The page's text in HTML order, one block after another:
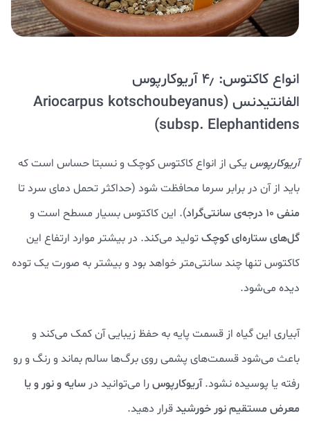
انواع کاکتوس: ۴٫ آریوکارپوس
الفانتیدنس (
Ariocarpus kotschoubeyanus
subsp. Elephantidens)
آریوکارپوس یکی از انواع کاکتوس کوچک و نسبتا حساس است که
باید از آن در برابر سرما محافظت شود (حداکثر تحمل دمای سرد تا
منفی ۱۰ درجه‌ی سانتی‌گراد
). این کاکتوس بسیار مسطح است و
گل‌های ستاره‌ای کوچک تولید می‌کند. در بیشتر موارد ارتفاع این
کاکتوس تنها چند سانتی‌متر خواهد بود و بیشتر به صورت یک توده
دیده می‌شود.
آبیاری این گیاه از قسمت پایه به حفظ زیبایی آن کمک می‌کند و
باعث می‌شود قسمت‌های پشمی روی برگ‌ها سالم بماند و رنگ و رو
رفته یا پوسیده نشود.آریوکارپوس را می‌توانید در سایه و نور و یا
معرض مستقیم نور خورشیدقرار دهید.